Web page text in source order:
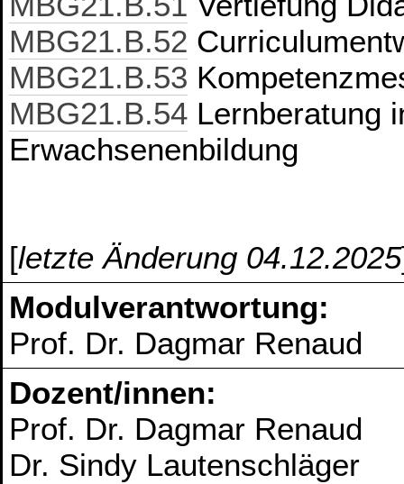
MBG21.B.52
MBG21.B.53
MBG21.B.54 Lernberatung
Erwachsenenbildung
[letzte Änderung 04.12.2025
Modulverantwortung:
Prof. Dr. Dagmar Renaud
Dozent/innen:
Prof. Dr. Dagmar Renaud
Dr. Sindy Lautenschläger